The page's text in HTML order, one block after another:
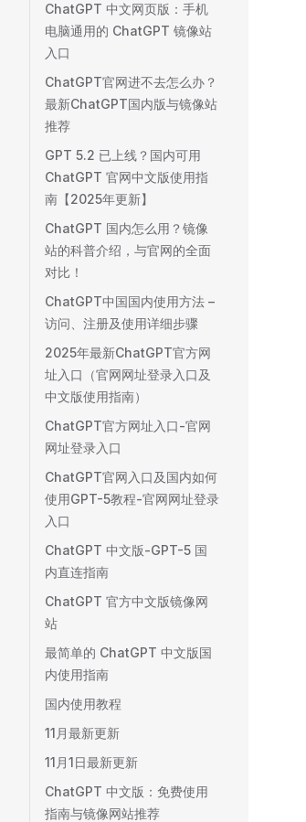
ChatGPT 中文网页版：手机
电脑通用的 ChatGPT 镜像站
入口
ChatGPT官网进不去怎么办？
最新ChatGPT国内版与镜像站
推荐
GPT 5.2 已上线？国内可用
ChatGPT 官网中文版使用指
南【2025年更新】
ChatGPT 国内怎么用？镜像
站的科普介绍，与官网的全面
对比！
ChatGPT中国国内使用方法 –
访问、注册及使用详细步骤
2025年最新ChatGPT官方网
址入口（官网网址登录入口及
中文版使用指南）
ChatGPT官方网址入口-官网
网址登录入口
ChatGPT官网入口及国内如何
使用GPT-5教程-官网网址登录
入口
ChatGPT 中文版-GPT-5 国
内直连指南
ChatGPT 官方中文版镜像网
站
最简单的 ChatGPT 中文版国
内使用指南
国内使用教程
11月最新更新
11月1日最新更新
ChatGPT 中文版：免费使用
指南与镜像网站推荐